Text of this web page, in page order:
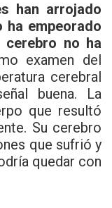
han arrojado
ha empeorado
no ha
examen del
cerebral
buena. La
que resultó
Su cerebro
que sufrió y
quedar con